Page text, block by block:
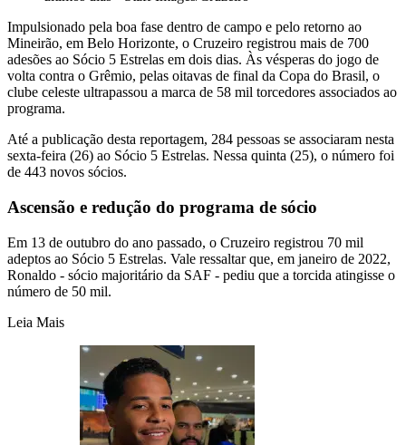
Impulsionado pela boa fase dentro de campo e pelo retorno ao
Mineirão, em Belo Horizonte, o Cruzeiro registrou mais de 700
adesões ao Sócio 5 Estrelas em dois dias. Às vésperas do jogo de
volta contra o Grêmio, pelas oitavas de final da Copa do Brasil, o
clube celeste ultrapassou a marca de 58 mil torcedores associados ao
programa.
Até a publicação desta reportagem, 284 pessoas se associaram nesta
sexta-feira (26) ao Sócio 5 Estrelas. Nessa quinta (25), o número foi
de 443 novos sócios.
Ascensão e redução do programa de sócio
Em 13 de outubro do ano passado, o Cruzeiro registrou 70 mil
adeptos ao Sócio 5 Estrelas. Vale ressaltar que, em janeiro de 2022,
Ronaldo - sócio majoritário da SAF - pediu que a torcida atingisse o
número de 50 mil.
Leia Mais